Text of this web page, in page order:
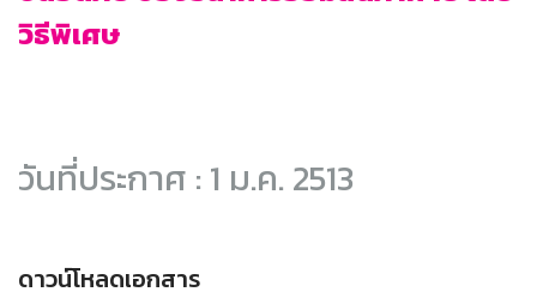
วิธีพิเศษ
วันที่ประกาศ : 1 ม.ค. 2513
ดาวน์โหลดเอกสาร